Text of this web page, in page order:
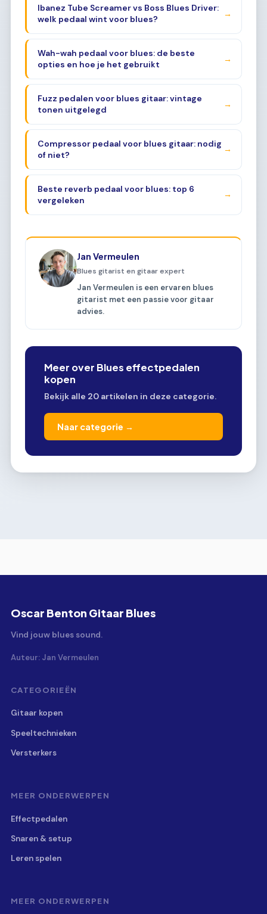
Ibanez Tube Screamer vs Boss Blues Driver:
welk pedaal wint voor blues?
→
Wah-wah pedaal voor blues: de beste
opties en hoe je het gebruikt
→
Fuzz pedalen voor blues gitaar: vintage
tonen uitgelegd
→
Compressor pedaal voor blues gitaar: nodig
of niet?
→
Beste reverb pedaal voor blues: top 6
vergeleken
→
Jan Vermeulen
Blues gitarist en gitaar expert
Jan Vermeulen is een ervaren blues
gitarist met een passie voor gitaar
advies.
Meer over Blues effectpedalen
kopen
Bekijk alle 20 artikelen in deze categorie.
Naar categorie →
Oscar Benton Gitaar Blues
Vind jouw blues sound.
Auteur: Jan Vermeulen
CATEGORIEËN
Gitaar kopen
Speeltechnieken
Versterkers
MEER ONDERWERPEN
Effectpedalen
Snaren & setup
Leren spelen
MEER ONDERWERPEN